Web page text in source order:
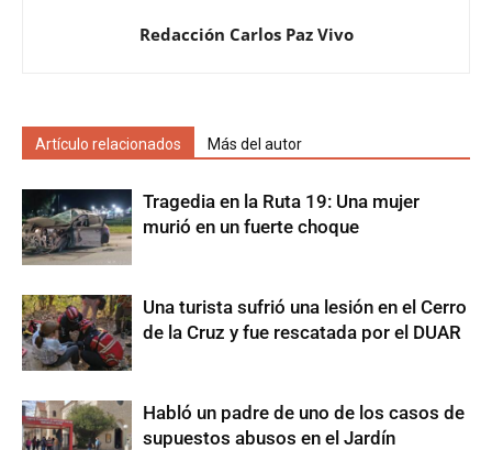
Redacción Carlos Paz Vivo
Artículo relacionados Más del autor
Tragedia en la Ruta 19: Una mujer
murió en un fuerte choque
Una turista sufrió una lesión en el Cerro
de la Cruz y fue rescatada por el DUAR
Habló un padre de uno de los casos de
supuestos abusos en el Jardín